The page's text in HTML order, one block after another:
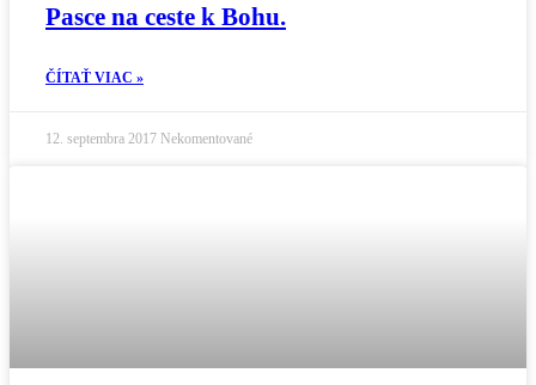
Pasce na ceste k Bohu.
ČÍTAŤ VIAC »
12. septembra 2017 Nekomentované